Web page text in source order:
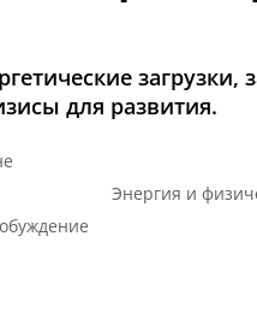
для развития.
Энергия и